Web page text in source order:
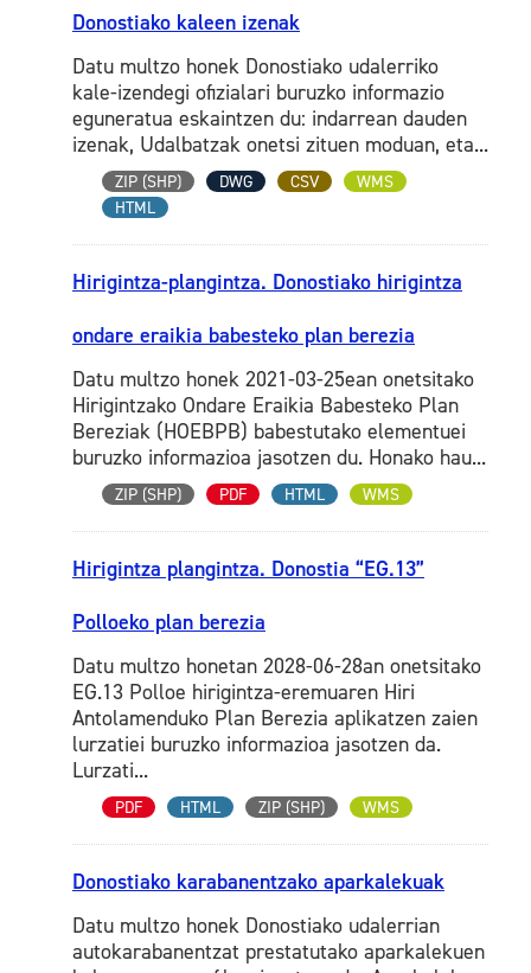
Donostiako kaleen izenak
Datu multzo honek Donostiako udalerriko
kale-izendegi ofizialari buruzko informazio
eguneratua eskaintzen du: indarrean dauden
izenak, Udalbatzak onetsi zituen moduan, eta...
ZIP (SHP) DWG CSV
WMS
HTML
Hirigintza-plangintza. Donostiako hirigintza
ondare eraikia babesteko plan berezia
Datu multzo honek 2021-03-25ean onetsitako
Hirigintzako Ondare Eraikia Babesteko Plan
Bereziak (HOEBPB) babestutako elementuei
buruzko informazioa jasotzen du. Honako hau...
ZIP (SHP) PDF HTML WMS
Hirigintza plangintza. Donostia “EG.13”
Polloeko plan berezia
Datu multzo honetan 2028-06-28an onetsitako
EG.13 Polloe hirigintza-eremuaren Hiri
Antolamenduko Plan Berezia aplikatzen zaien
lurzatiei buruzko informazioa jasotzen da.
Lurzati...
PDF HTML ZIP (SHP) WMS
Donostiako karabanentzako aparkalekuak
Datu multzo honek Donostiako udalerrian
autokarabanentzat prestatutako aparkalekuen